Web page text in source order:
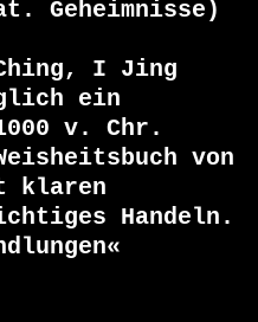
Geheimnisse)
I Jing
ein
v. Chr.
von
klaren
Handeln.